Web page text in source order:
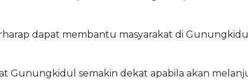
dapat membantu masyarakat di
Gunungkidul semakin dekat apabila akan